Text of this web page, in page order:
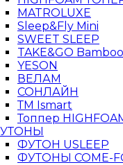
MATROLUXE
Sleep&Fly Mini
SWEET SLEEP
TAKE&GO Bamboo
YESON
ВЕЛАМ
СОНЛАЙН
ТМ Ismart
Топпер
ФУТОН USLEEP
ФУТОНЫ COME-